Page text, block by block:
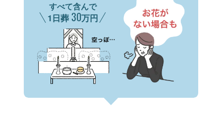
すべて含んで
1日葬 30万円